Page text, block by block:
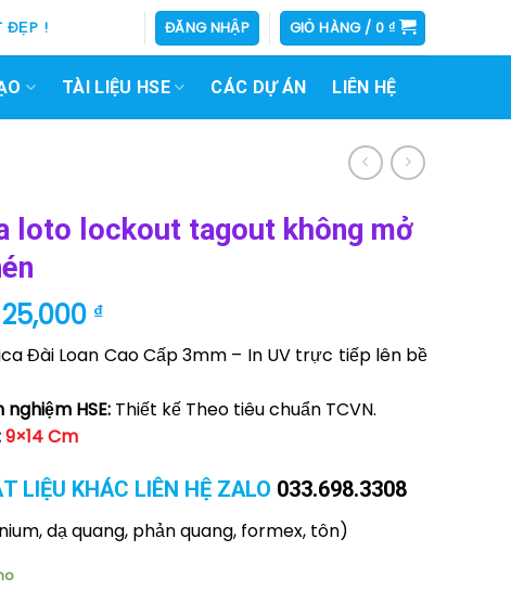
ĐẸP ! ĐĂNG NHẬP GIỎ HÀNG / 0 ₫
TÀI LIỆU HSE CÁC DỰ ÁN LIÊN HỆ
loto lockout tagout không mở
Giá
gốc
là:
25,000 ₫Giá
tại
25,000 ₫.
Đài Loan Cao Cấp 3mm – In UV trực tiếp lên bề
HSE: Thiết kế Theo tiêu chuẩn TCVN.
9×14 Cm
LIỆU KHÁC LIÊN HỆ ZALO 033.698.3308
dạ quang, phản quang, formex, tôn)